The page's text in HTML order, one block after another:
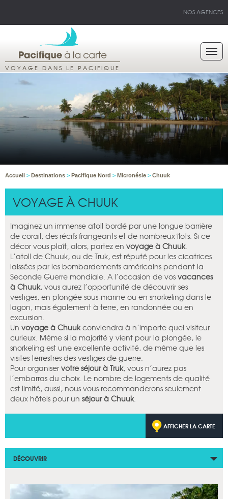
NOS AGENCES
VOYAGE DANS LE PACIFIQUE
Accueil > Destinations > Pacifique Nord > Micronésie > Chuuk
VOYAGE À CHUUK
Imaginez un immense atoll bordé par une longue barrière
de corail, des récifs frangeants et de nombreux îlots. Si ce
décor vous plaît, alors, partez en voyage à Chuuk.
L’atoll de Chuuk, ou de Truk, est réputé pour les cicatrices
laissées par les bombardements américains pendant la
Seconde Guerre mondiale. A l’occasion de vos vacances
à Chuuk, vous aurez l’opportunité de découvrir ses
vestiges, en plongée sous-marine ou en snorkeling dans le
lagon, mais également à terre, en randonnée ou en
excursion.
Un voyage à Chuukconviendra à n’importe quel visiteur
curieux. Même si la majorité y vient pour la plongée, le
snorkeling est une excellente activité, de même que les
visites terrestres des vestiges de guerre.
Pour organiser votre séjour à Truk, vous n’aurez pas
l’embarras du choix. Le nombre de logements de qualité
est limité, aussi, nous vous recommanderons seulement
deux hôtels pour un séjour à Chuuk.
AFFICHER LA CARTE
DÉCOUVRIR